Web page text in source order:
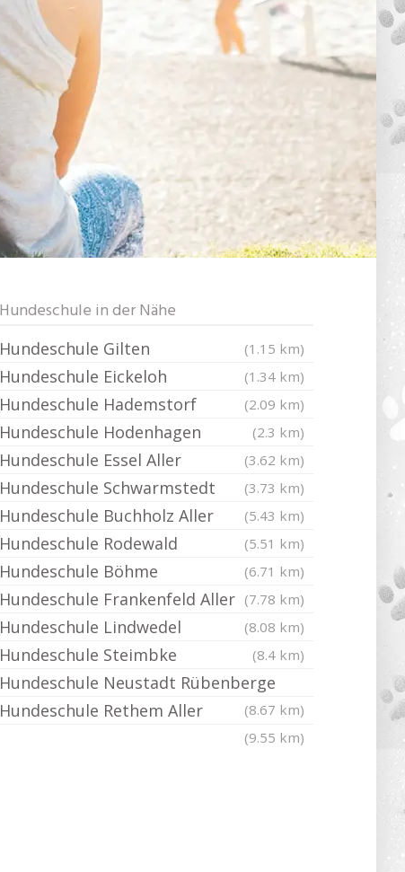
Hundeschule in der Nähe
Hundeschule Gilten (1.15 km)
Hundeschule Eickeloh (1.34 km)
Hundeschule Hademstorf (2.09 km)
Hundeschule Hodenhagen (2.3 km)
Hundeschule Essel Aller (3.62 km)
Hundeschule Schwarmstedt (3.73 km)
Hundeschule Buchholz Aller (5.43 km)
Hundeschule Rodewald (5.51 km)
Hundeschule Böhme (6.71 km)
Hundeschule Frankenfeld Aller (7.78 km)
Hundeschule Lindwedel (8.08 km)
Hundeschule Steimbke (8.4 km)
Hundeschule Neustadt Rübenberge
(8.67 km)
Hundeschule Rethem Aller
(9.55 km)